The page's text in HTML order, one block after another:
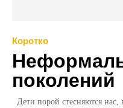
Коротко
поколений